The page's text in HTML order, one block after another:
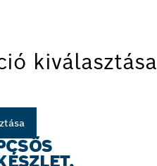
kiválasztása